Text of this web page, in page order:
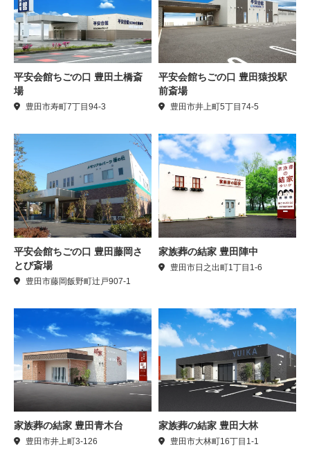
平安会館ちごの口 豊田土橋斎
場
豊田市寿町7丁目94-3
平安会館ちごの口 豊田猿投駅
前斎場
豊田市井上町5丁目74-5
平安会館ちごの口 豊田藤岡さ
とび斎場
豊田市藤岡飯野町辻戸907-1
家族葬の結家 豊田陣中
豊田市日之出町1丁目1-6
家族葬の結家 豊田青木台
豊田市井上町3-126
家族葬の結家 豊田大林
豊田市大林町16丁目1-1